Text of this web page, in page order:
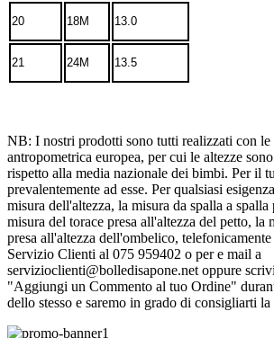
20 18M 13.0
21 24M 13.5
NB: I nostri prodotti sono tutti realizzati con le
antropometrica europea, per cui le altezze
rispetto alla media nazionale dei bimbi. Per il
prevalentemente ad esse. Per qualsiasi
misura dell'altezza, la misura da spalla a spalla
misura del torace presa all'altezza del petto, la
presa all'altezza dell'ombelico,
Servizio Clienti al 075 959402 o per e mail a
servizioclienti@bolledisapone.net oppure
"Aggiungi un Commento al tuo Ordine"
dello stesso e saremo in grado di consigliarti la